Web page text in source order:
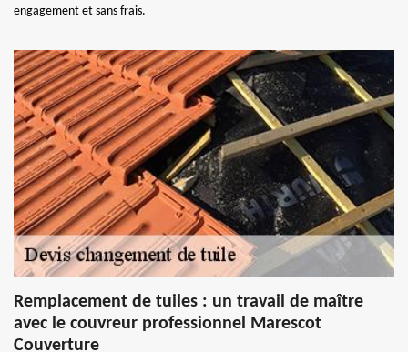
engagement et sans frais.
Remplacement de tuiles : un travail de maître
avec le couvreur professionnel Marescot
Couverture